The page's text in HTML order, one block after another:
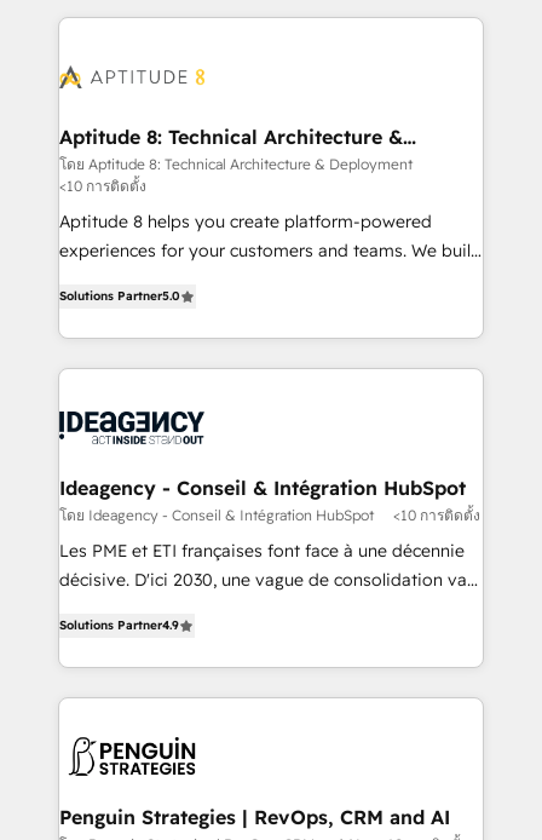
votre projet HubSpot, contactez notre équipe pour
l'international, nous travaillons avec des ETI
delà d’une simple transformation digitale et des
➤ L’intégration de CRM et de méthodologie RevOps
pour aligner les équipes marketing, commerciales et
support client (data migration, synchronisation API,
audit et maintenance) ➤ La création de sites internet
de conversion qui transforment les visiteurs en
stratégies d'acquisition marketing (SEO, SEA,
inbound, automatisation marketing, ABM, IA,
emailing) Informations clés : - 10 ans d'expérience -
experts conseil - 150 certifications HubSpot
Aptitude 8: Technical Architecture &
Deployment
โดย Aptitude 8: Technical Architecture & Deployment
<10 การติดตั้ง
Aptitude 8 helps you create platform-powered
experiences for your customers and teams. We build
across your entire tech stack. Aptitude 8 is trusted
by top brands such as Lenovo, Bluetooth,
International Sports Sciences Association, SXSW,
Randstad, Uber Freight, and HubSpot itself. We have
partner and expertise across operational strategy,
business-first process building, system integration,
custom development, and extensibility. When you
work with Aptitude 8, you get a team – not an
development, and project management. We have
100% US-based, FTE team members. We offer
migrations from other platforms, systems
integration, extensibility, custom development, and
Solutions Partner5.0
Ideagency - Conseil & Intégration HubSpot
โดย Ideagency - Conseil & Intégration HubSpot <10 การติดตั้ง
Les PME et ETI françaises font face à une décennie
décisive. D'ici 2030, une vague de consolidation va
entreprises qui auront réussi leur transformation. Le
problème ? 58% des dirigeants savent que l'IA est
vitale pour leur survie. Mais 57% n'ont aucune
données. C'est le paradoxe français : conscience
Augmentée. Ce n'est pas une entreprise qui utilise
Solutions Partner4.9
Penguin Strategies | RevOps, CRM and AI